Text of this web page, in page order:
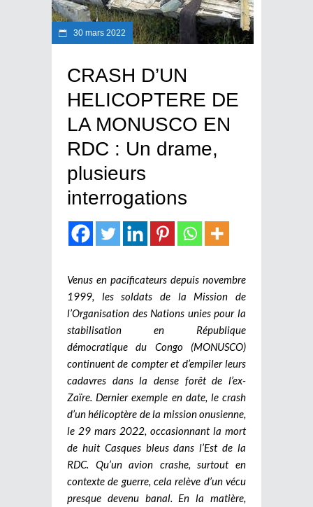
30 mars 2022
CRASH D’UN
HELICOPTERE DE
LA MONUSCO EN
RDC : Un drame,
plusieurs
interrogations
Venus en pacificateurs depuis novembre
1999, les soldats de la Mission de
l’Organisation des Nations unies pour la
stabilisation en République
démocratique du Congo (MONUSCO)
continuent de compter et d’empiler leurs
cadavres dans la dense forêt de l’ex-
Zaïre. Dernier exemple en date, le crash
d’un hélicoptère de la mission onusienne,
le 29 mars 2022, occasionnant la mort
de huit Casques bleus dans l’Est de la
RDC. Qu’un avion crashe, surtout en
contexte de guerre, cela relève d’un vécu
presque devenu banal. En la matière,